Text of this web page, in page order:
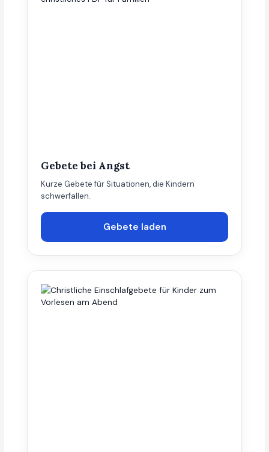
Gebete bei Angst
Kurze Gebete für Situationen, die Kindern
schwerfallen.
Gebete laden